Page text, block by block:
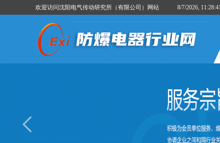
欢迎访问沈阳电气传动研究所（有限公司）网站 8/7/2026,